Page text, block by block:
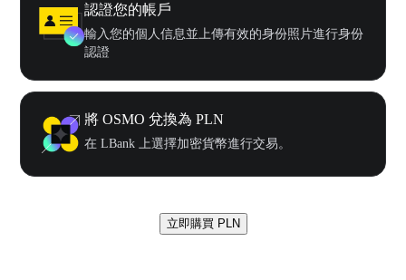
認證您的帳戶
輸入您的個人信息並上傳有效的身份照片進行身份
認證
將 OSMO 兌換為 PLN
在 LBank 上選擇加密貨幣進行交易。
立即購買 PLN